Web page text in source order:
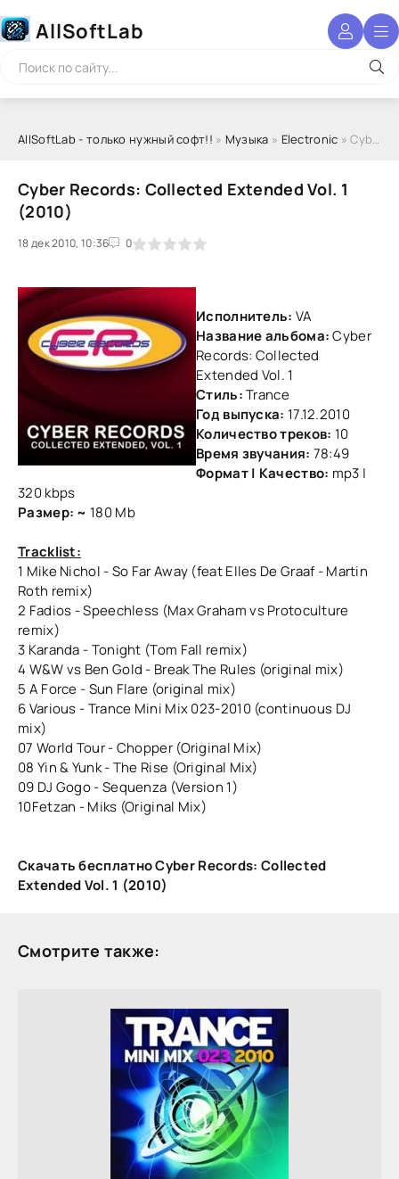
AllSoftLab
AllSoftLab - только нужный софт!! » Музыка » Electronic » Cyber Records: Collected Extended Vol. 1 (2010)
Cyber Records: Collected Extended Vol. 1
(2010)
18 дек 2010, 10:36 0
1 2 3 4 5
Исполнитель: VA
Название альбома:Cyber
Records: Collected
Extended Vol. 1
Стиль:Trance
Год выпуска: 17.12.2010
Количество треков: 10
Время звучания: 78:49
Формат | Качество: mp3 |
320 kbps
Размер: ~ 180 Mb
Tracklist:
1 Mike Nichol - So Far Away (feat Elles De Graaf - Martin
Roth remix)
2 Fadios - Speechless (Max Graham vs Protoculture
remix)
3 Karanda - Tonight (Tom Fall remix)
4 W&W vs Ben Gold - Break The Rules (original mix)
5 A Force - Sun Flare (original mix)
6 Various - Trance Mini Mix 023-2010 (continuous DJ
mix)
07 World Tour - Chopper (Original Mix)
08 Yin & Yunk - The Rise (Original Mix)
09 DJ Gogo - Sequenza (Version 1)
10Fetzan - Miks (Original Mix)
Скачать бесплатно Cyber Records: Collected
Extended Vol. 1 (2010)
Смотрите также: